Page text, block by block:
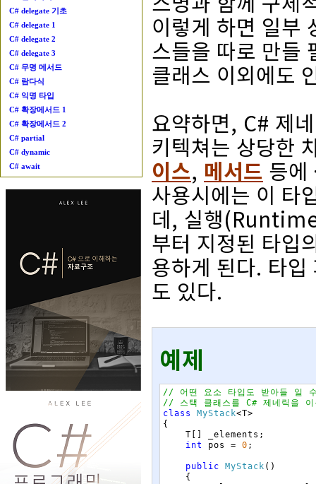
C# delegate 기초
C# delegate 1
C# delegate 2
C# delegate 3
C# 무명 메서드
C# 람다식
C# 익명 타입
C# 확장메서드 1
C# 확장메서드 2
C# partial
C# dynamic
C# await
이렇게 하면 일부
스들을 따로 만들
클래스 이외에도
요약하면, C# 제
키텍쳐는 상당한
이스, 메서드 등에
사용시에는 이 타
데, 실행
부터 지정된 타입
용하게 된다. 타
도 있다.
예제
// 어떤 요소 타입도 받아들 일
// 스택 클래스를 C# 제네릭을 이
class
MyStack<T>
{
T [ ] _elements ;
int
pos = 0 ;
public MyStack ( )
{